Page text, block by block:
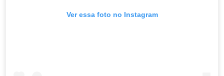
Ver essa foto no Instagram